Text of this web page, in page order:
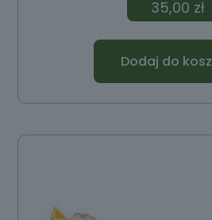
35,00 zł
Dodaj do